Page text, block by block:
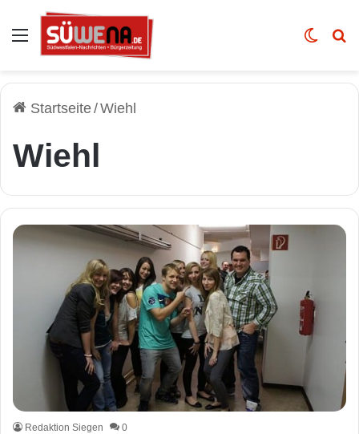
Auswahl Skin
Startseite/Wiehl
Wiehl
Redaktion Siegen 0